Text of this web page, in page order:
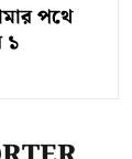
পথে
১